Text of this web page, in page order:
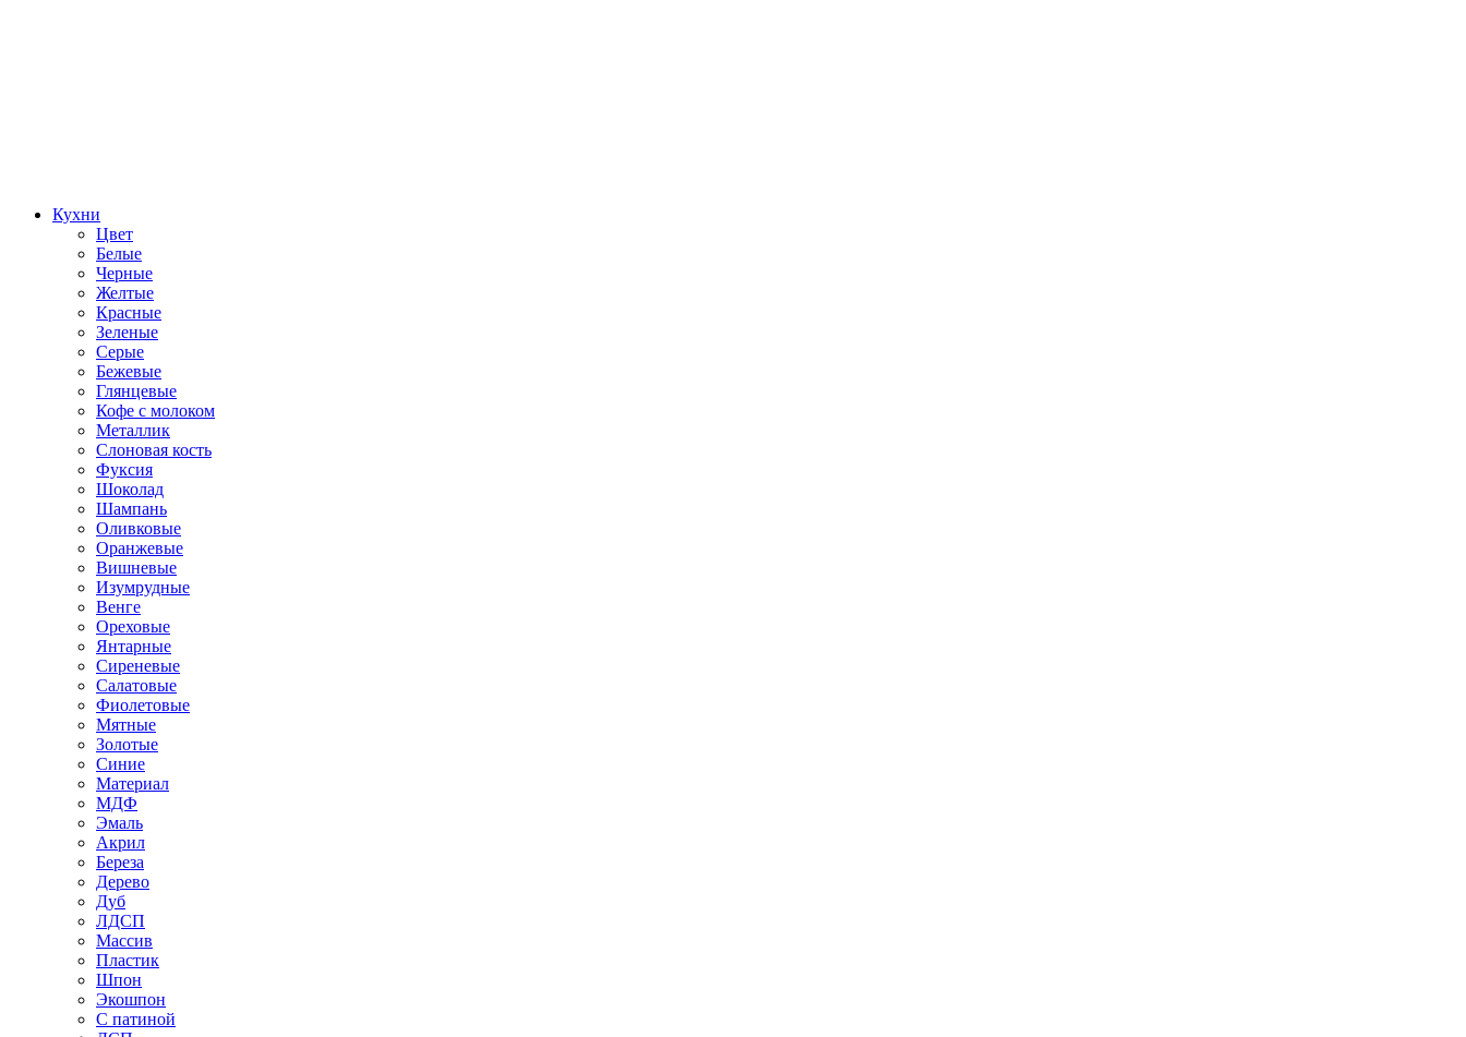
Кухни
Цвет
Белые
Черные
Желтые
Красные
Зеленые
Серые
Бежевые
Глянцевые
Кофе с молоком
Металлик
Слоновая кость
Фуксия
Шоколад
Шампань
Оливковые
Оранжевые
Вишневые
Изумрудные
Венге
Ореховые
Янтарные
Сиреневые
Салатовые
Фиолетовые
Мятные
Золотые
Синие
Материал
МДФ
Эмаль
Акрил
Береза
Дерево
Дуб
ЛДСП
Массив
Пластик
Шпон
Экошпон
С патиной